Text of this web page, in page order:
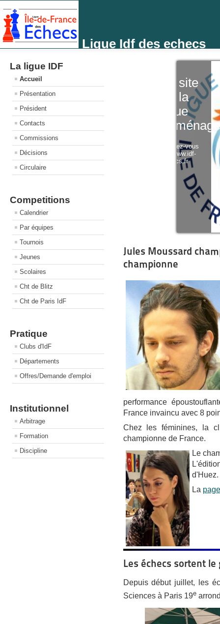
Ligue Idf des echecs
La ligue IDF
Accueil
Présentation
Président
Contacts
Commissions
Décisions
Circulaire
Competitions
Calendrier
Par équipes
Tournois
Jeunes
Scolaires
Cht de Blitz
Cht de Paris IdF
Pratique
Clubs d'IdF
Départements
Offres/Demande d'emploi
Institutionnel
Arbitrage
Formation
Discipline
Le
de la
ligue
Rendez-
sur www.idf-
echecs.fr
Jules Moussard
championne
performance
France invaincu avec 8
Chez les féminines, la
championne de France.
Le
d'Huez.
La page
Les échecs sortent le
Depuis début juillet, les
Sciences à Paris 19e